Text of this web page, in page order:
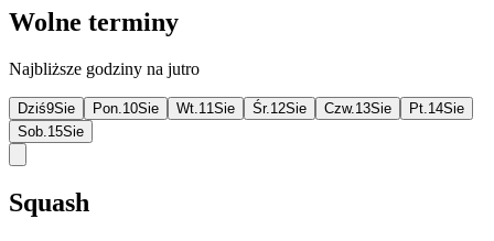
Wolne terminy
Najbliższe godziny na jutro
Dziś9Sie Pon. 10Sie Wt. 11Sie Śr. 12Sie Czw. 13Sie Pt. 14Sie
Sob. 15Sie
Squash